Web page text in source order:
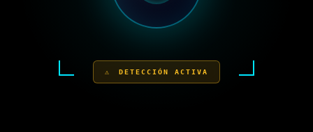
DETECCIÓN ACTIVA